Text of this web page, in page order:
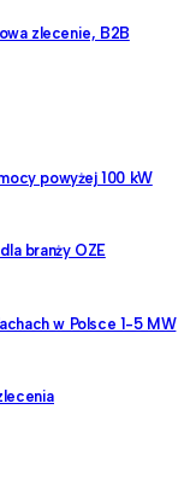
zlecenie, B2B
powyżej 100 kW
branży OZE
w Polsce 1-5 MW